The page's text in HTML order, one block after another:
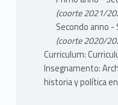
alla formazione
culinaria e della
TESTI ADOTTATI
Una breve
(coorte 2021/
Secondo anno
(coorte 2020/
Curriculum:
Insegnamento:
historia y política